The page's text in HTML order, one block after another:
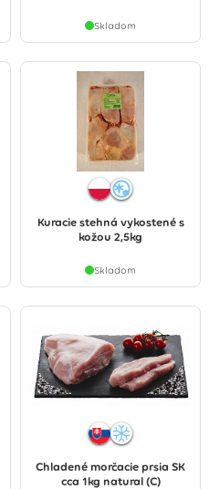
Skladom
Kuracie stehná vykostené s
kožou 2,5kg
Skladom
Chladené morčacie prsia SK
cca 1kg natural (C)